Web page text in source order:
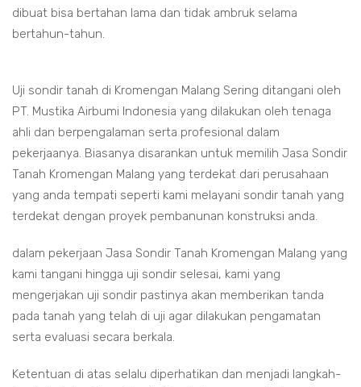
dibuat bisa bertahan lama dan tidak ambruk selama
bertahun-tahun.
Uji sondir tanah di Kromengan Malang Sering ditangani oleh
PT. Mustika Airbumi Indonesia yang dilakukan oleh tenaga
ahli dan berpengalaman serta profesional dalam
pekerjaanya. Biasanya disarankan untuk memilih Jasa Sondir
Tanah Kromengan Malang yang terdekat dari perusahaan
yang anda tempati seperti kami melayani sondir tanah yang
terdekat dengan proyek pembanunan konstruksi anda.
dalam pekerjaan Jasa Sondir Tanah Kromengan Malang yang
kami tangani hingga uji sondir selesai, kami yang
mengerjakan uji sondir pastinya akan memberikan tanda
pada tanah yang telah di uji agar dilakukan pengamatan
serta evaluasi secara berkala.
Ketentuan di atas selalu diperhatikan dan menjadi langkah-